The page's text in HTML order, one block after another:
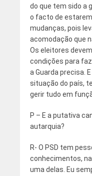
do que tem sido a
o facto de
mudanças, pois
acomodação que
Os eleitores
condições para
a Guarda precisa.
situação do país,
gerir tudo em
P – E a putativa
autarquia?
R- O PSD tem
conhecimentos,
uma delas. Eu